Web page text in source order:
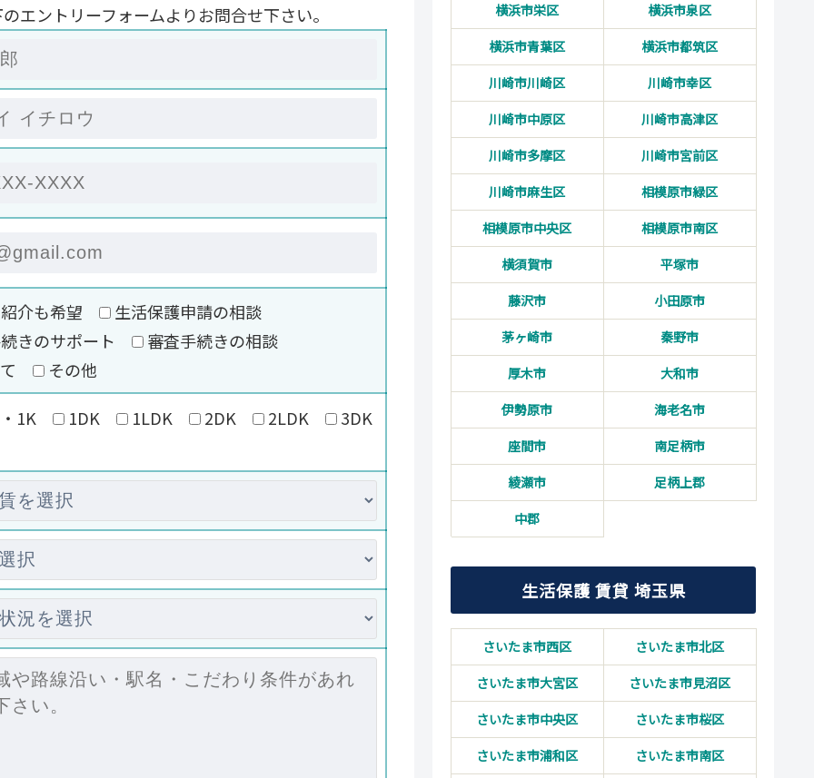
エントリーフォームよりお問合せ下さい。
介も希望
生活保護申請の相談
きのサポート
審査手続きの相談
その他
1K 1DK 1LDK 2DK 2LDK 3DK
横浜市栄区
横浜市泉区
横浜市青葉区
横浜市都筑区
川崎市川崎区
川崎市幸区
川崎市中原区
川崎市高津区
川崎市多摩区
川崎市宮前区
川崎市麻生区
相模原市緑区
相模原市中央区
相模原市南区
横須賀市
平塚市
藤沢市
小田原市
茅ヶ崎市
秦野市
厚木市
大和市
伊勢原市
海老名市
座間市
南足柄市
綾瀬市
足柄上郡
中郡
生活保護 賃貸 埼玉県
さいたま市西区
さいたま市北区
さいたま市大宮区
さいたま市見沼区
さいたま市中央区
さいたま市桜区
さいたま市浦和区
さいたま市南区